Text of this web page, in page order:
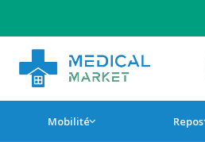
Mobilité Repos